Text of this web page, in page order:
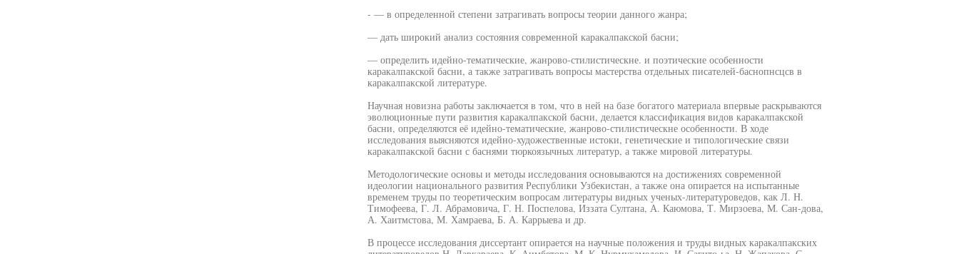
- — в определенной степени затрагивать вопросы теории данного жанра;
— дать широкий анализ состояния современной каракалпакской басни;
— определить идейно-тематические, жанрово-стилистическне. и поэтические особенности
каракалпакской басни, а также затрагивать вопросы мастерства отдельных писателей-баснопнсцсв в
каракалпакской литературе.
Научная новизна работы заключается в том, что в ней на базе богатого материала впервые раскрываются
эволюционные пути развития каракалпакской басни, делается классификация видов каракалпакской
басни, определяются её идейно-тематические, жанрово-стилистическне особенности. В ходе
исследования выясняются идейно-художественные истоки, генетические и типологические связи
каракалпакской басни с баснями тюркоязычных литератур, а также мировой литературы.
Методологические основы и методы исследования основываются на достижениях современной
идеологии национального развития Республики Узбекистан, а также она опирается на испытанные
временем труды по теоретическим вопросам литературы видных ученых-литературоведов, как Л. Н.
Тимофеева, Г. Л. Абрамовича, Г. Н. Поспелова, Иззата Султана, А. Каюмова, Т. Мирзоева, М. Сан-дова,
А. Хаитмстова, М. Хамраева, Б. А. Каррыева и др.
В процессе исследования диссертант опирается на научные положения и труды видных каракалпакских